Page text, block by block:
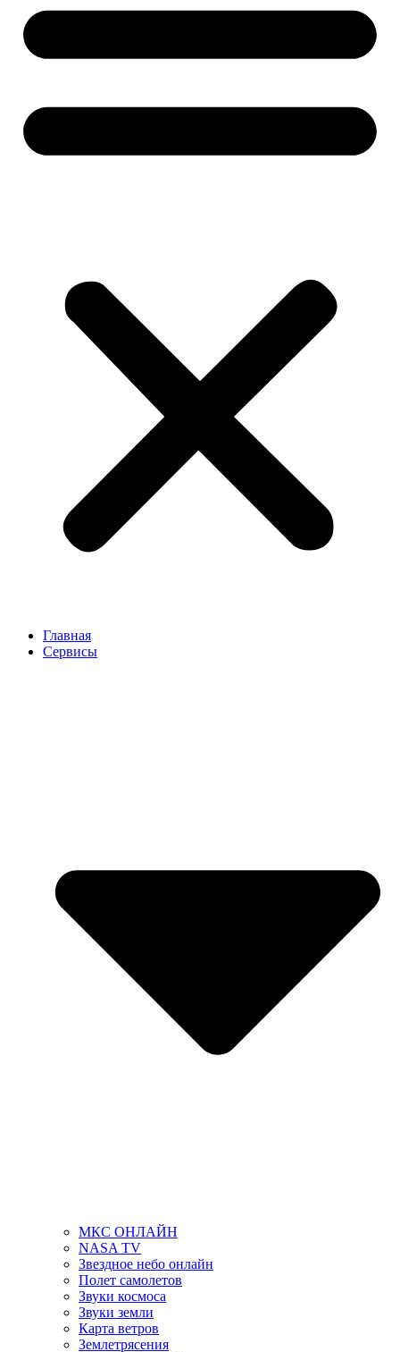
Главная
Сервисы
МКС ОНЛАЙН
NASA TV
Звездное небо онлайн
Полет самолетов
Звуки космоса
Звуки земли
Карта ветров
Землетрясения